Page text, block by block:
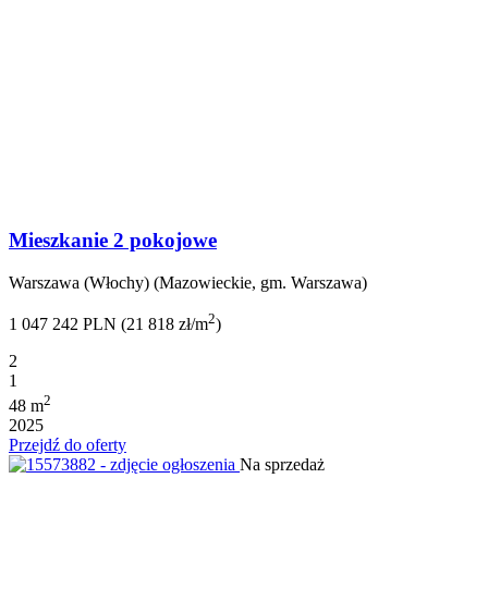
Mieszkanie 2 pokojowe
Warszawa (Włochy) (Mazowieckie, gm. Warszawa)
1 047 242 PLN (21 818 zł/m2)
2
1
48 m2
2025
Przejdź do oferty
Na sprzedaż